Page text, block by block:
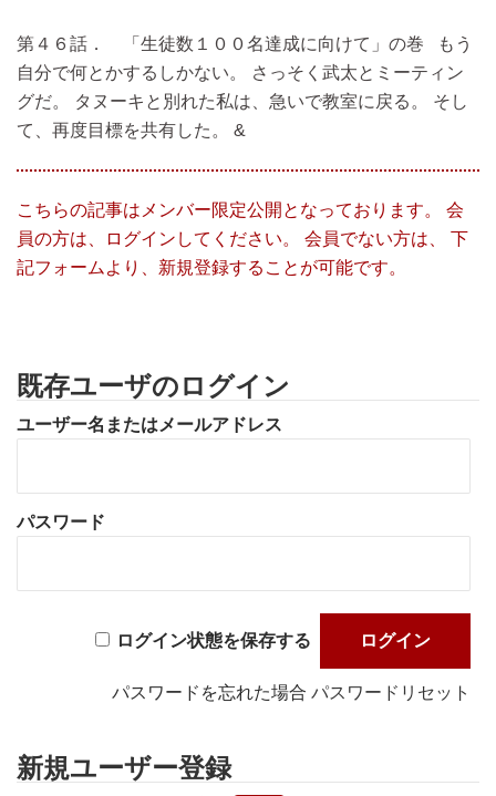
第４６話． 「生徒数１００名達成に向けて」の巻 もう
自分で何とかするしかない。 さっそく武太とミーティン
グだ。 タヌーキと別れた私は、急いで教室に戻る。 そし
て、再度目標を共有した。 &
こちらの記事はメンバー限定公開となっております。 会
員の方は、ログインしてください。 会員でない方は、 下
記フォームより、新規登録することが可能です。
既存ユーザのログイン
ユーザー名またはメールアドレス
パスワード
ログイン状態を保存する
パスワードを忘れた場合 パスワードリセット
新規ユーザー登録